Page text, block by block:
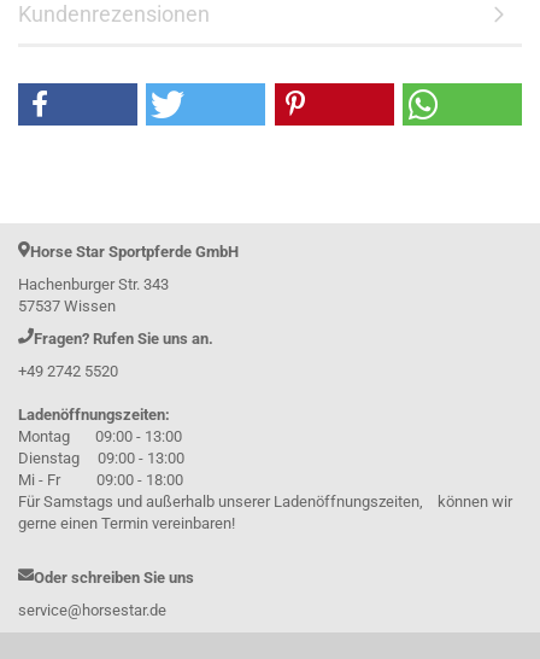
Kundenrezensionen
Horse Star Sportpferde GmbH
Hachenburger Str. 343
57537 Wissen
Fragen? Rufen Sie uns an.
+49 2742 5520
Ladenöffnungszeiten:
Montag 09:00 - 13:00
Dienstag 09:00 - 13:00
Mi - Fr 09:00 - 18:00
Für Samstags und außerhalb unserer Ladenöffnungszeiten, können wir
gerne einen Termin vereinbaren!
Oder schreiben Sie uns
service@horsestar.de